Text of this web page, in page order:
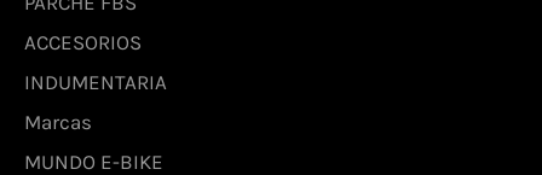
ACCESORIOS
INDUMENTARIA
Marcas
MUNDO E-BIKE